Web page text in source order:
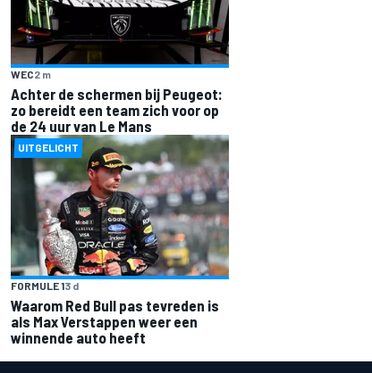
WEC2 m
Achter de schermen bij Peugeot:
zo bereidt een team zich voor op
de 24 uur van Le Mans
UITGELICHT
FORMULE 13 d
Waarom Red Bull pas tevreden is
als Max Verstappen weer een
winnende auto heeft